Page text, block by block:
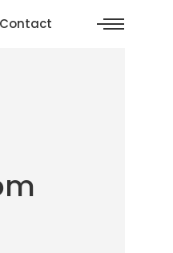
Contact